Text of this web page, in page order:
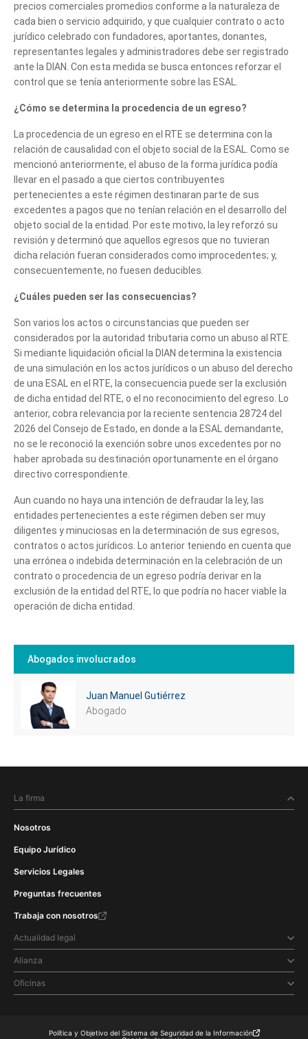
Cuéntanos, ¿Cómo
te podemos ayudar?
precios comerciales promedios conforme a la naturaleza de
cada bien o servicio adquirido, y que cualquier contrato o acto
jurídico celebrado con fundadores, aportantes, donantes,
representantes legales y administradores debe ser registrado
ante la DIAN. Con esta medida se busca entonces reforzar el
control que se tenía anteriormente sobre las ESAL.
¿Cómo se determina la procedencia de un egreso?
La procedencia de un egreso en el RTE se determina con la
relación de causalidad con el objeto social de la ESAL. Como se
mencionó anteriormente, el abuso de la forma jurídica podía
llevar en el pasado a que ciertos contribuyentes
pertenecientes a este régimen destinaran parte de sus
excedentes a pagos que no tenían relación en el desarrollo del
objeto social de la entidad. Por este motivo, la ley reforzó su
revisión y determinó que aquellos egresos que no tuvieran
dicha relación fueran considerados como improcedentes; y,
consecuentemente, no fuesen deducibles.
¿Cuáles pueden ser las consecuencias?
Son varios los actos o circunstancias que pueden ser
considerados por la autoridad tributaria como un abuso al RTE.
Si mediante liquidación oficial la DIAN determina la existencia
de una simulación en los actos jurídicos o un abuso del derecho
de una ESAL en el RTE, la consecuencia puede ser la exclusión
de dicha entidad del RTE, o el no reconocimiento del egreso. Lo
anterior, cobra relevancia por la reciente sentencia 28724 del
2026 del Consejo de Estado, en donde a la ESAL demandante,
no se le reconoció la exención sobre unos excedentes por no
haber aprobada su destinación oportunamente en el órgano
directivo correspondiente.
Aun cuando no haya una intención de defraudar la ley, las
entidades pertenecientes a este régimen deben ser muy
diligentes y minuciosas en la determinación de sus egresos,
contratos o actos jurídicos. Lo anterior teniendo en cuenta que
una errónea o indebida determinación en la celebración de un
contrato o procedencia de un egreso podría derivar en la
exclusión de la entidad del RTE, lo que podría no hacer viable la
operación de dicha entidad.
Abogados involucrados
Juan Manuel Gutiérrez
Abogado
La firma
Nosotros
Equipo Jurídico
Servicios Legales
Preguntas frecuentes
Trabaja con nosotros
Actualidad legal
Alianza
Oficinas
Política y Objetivo del Sistema de Seguridad de la Información